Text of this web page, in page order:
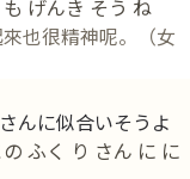
げんき そう ね
也很精神呢。（女
んに似合いそうよ
ふく り さん に に